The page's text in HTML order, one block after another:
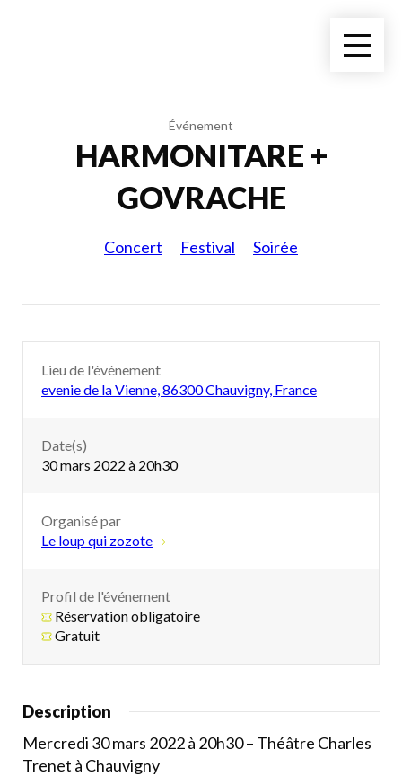
Événement
HARMONITARE +
GOVRACHE
Concert Festival Soirée
Lieu de l'événement
evenie de la Vienne, 86300 Chauvigny, France
Date(s)
30 mars 2022 à 20h30
Organisé par
Le loup qui zozote
Profil de l'événement
Réservation obligatoire
Gratuit
Description
Mercredi 30 mars 2022 à 20h30 – Théâtre Charles
Trenet à Chauvigny